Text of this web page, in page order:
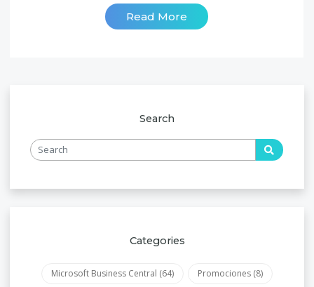
Read More
Search
Categories
Microsoft Business Central (64) Promociones (8)